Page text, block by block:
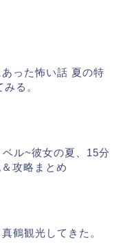
あった怖い話 夏の特
る。
ベル~彼女の夏、15分
攻略まとめ
鶴観光してきた。